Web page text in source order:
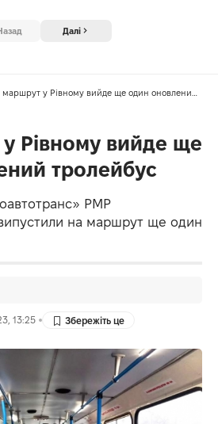
Далі
у Рівному вийде ще один оновлений тролейбус
Рівному вийде ще
тролейбус
РМР
на маршрут ще один
13:25